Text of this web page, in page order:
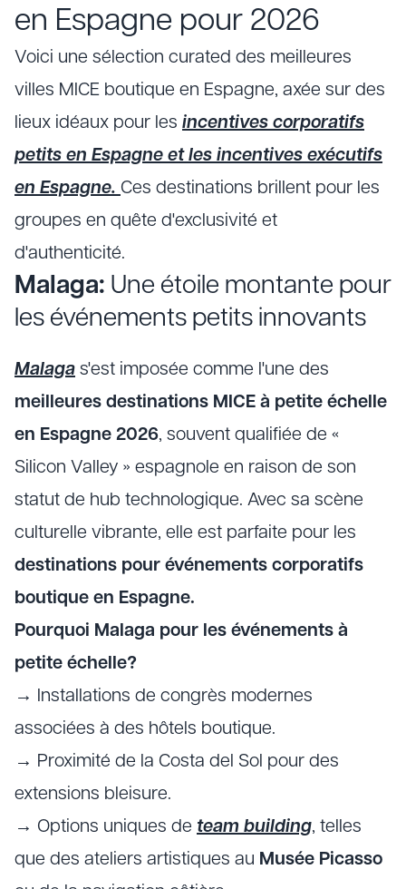
en Espagne pour 2026
Voici une sélection curated des meilleures
villes MICE boutique en Espagne, axée sur des
lieux idéaux pour les incentives corporatifs
petits en Espagne et les incentives exécutifs
en Espagne. Ces destinations brillent pour les
groupes en quête d'exclusivité et
d'authenticité.
Malaga: Une étoile montante pour
les événements petits innovants
Malaga s'est imposée comme l'une des
meilleures destinations MICE à petite échelle
en Espagne 2026, souvent qualifiée de «
Silicon Valley » espagnole en raison de son
statut de hub technologique. Avec sa scène
culturelle vibrante, elle est parfaite pour les
destinations pour événements corporatifs
boutique en Espagne.
Pourquoi Malaga pour les événements à
petite échelle?
→ Installations de congrès modernes
associées à des hôtels boutique.
→ Proximité de la Costa del Sol pour des
extensions bleisure.
→ Options uniques de team building, telles
que des ateliers artistiques au Musée Picasso